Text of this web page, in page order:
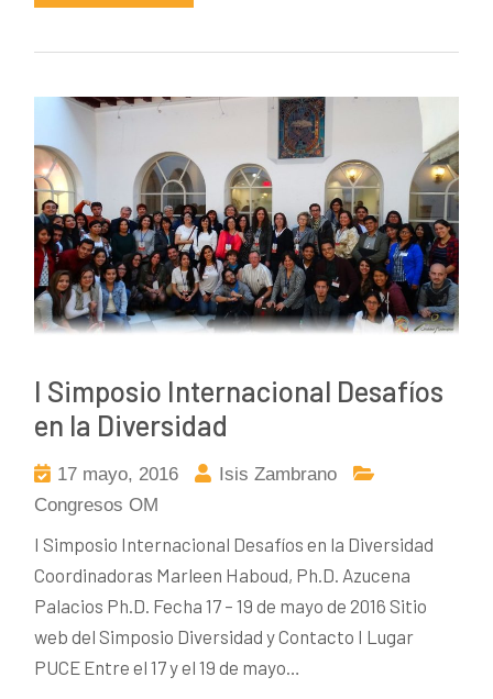
I Simposio Internacional Desafíos
en la Diversidad
17 mayo, 2016
Isis Zambrano
Congresos OM
I Simposio Internacional Desafíos en la Diversidad
Coordinadoras Marleen Haboud, Ph.D. Azucena
Palacios Ph.D. Fecha 17 – 19 de mayo de 2016 Sitio
web del Simposio Diversidad y Contacto I Lugar
PUCE Entre el 17 y el 19 de mayo…